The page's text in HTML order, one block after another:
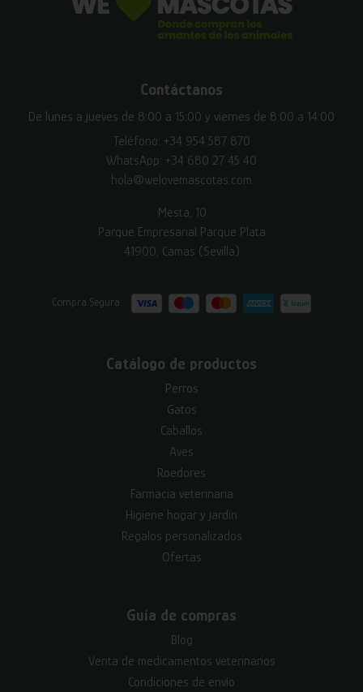
Contáctanos
De lunes a jueves de 8:00 a 15:00 y viernes de 8:00 a 14:00
Teléfono: +34 954 587 870
WhatsApp: +34 680 27 45 40
hola@welovemascotas.com
Mesta, 10
Parque Empresarial Parque Plata
41900, Camas (Sevilla)
Compra Segura:
Catálogo de productos
Perros
Gatos
Caballos
Aves
Roedores
Farmacia veterinaria
Higiene hogar y jardín
Regalos personalizados
Ofertas
Guía de compras
Blog
Venta de medicamentos veterinarios
Condiciones de envío